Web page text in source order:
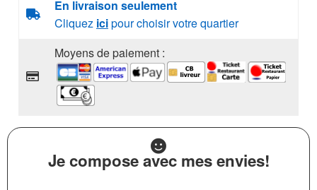
En livraison seulement
Cliquez icipour choisir votre quartier
Moyens de paiement :
Je compose avec mes envies!